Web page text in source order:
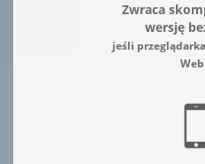
Zwraca
wersję
jeśli